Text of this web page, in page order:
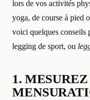
lors de vos activités
yoga, de course à pied
voici quelques conseils
legging de sport, ou
1. MESUREZ